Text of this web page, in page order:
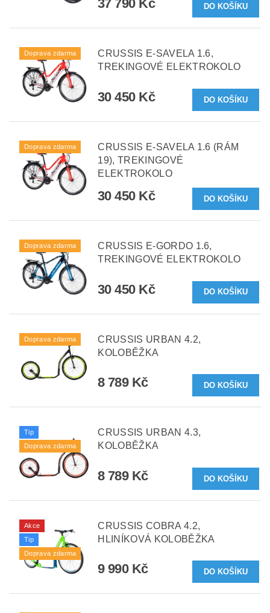
37 790 Kč
Doprava zdarma
CRUSSIS E-SAVELA 1.6,
TREKINGOVÉ ELEKTROKOLO
30 450 Kč
Doprava zdarma
CRUSSIS E-SAVELA 1.6 (RÁM
19), TREKINGOVÉ
ELEKTROKOLO
30 450 Kč
Doprava zdarma
CRUSSIS E-GORDO 1.6,
TREKINGOVÉ ELEKTROKOLO
30 450 Kč
Doprava zdarma
CRUSSIS URBAN 4.2,
KOLOBĚŽKA
8 789 Kč
Tip
Doprava zdarma
CRUSSIS URBAN 4.3,
KOLOBĚŽKA
8 789 Kč
Akce
Tip
Doprava zdarma
CRUSSIS COBRA 4.2,
HLINÍKOVÁ KOLOBĚŽKA
9 990 Kč